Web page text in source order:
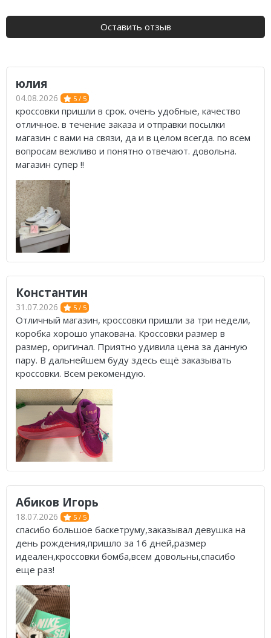
юлия
04.08.2026 5 / 5
кроссовки пришли в срок. очень удобные, качество
отличное. в течение заказа и отправки посылки
магазин с вами на связи, да и в целом всегда. по всем
вопросам вежливо и понятно отвечают. довольна.
магазин супер !!
Константин
31.07.2026 5 / 5
Отличный магазин, кроссовки пришли за три недели,
коробка хорошо упакована. Кроссовки размер в
размер, оригинал. Приятно удивила цена за данную
пару. В дальнейшем буду здесь ещё заказывать
кроссовки. Всем рекомендую.
Абиков Игорь
18.07.2026 5 / 5
спасибо большое баскетруму,заказывал девушка на
день рождения,пришло за 16 дней,размер
идеален,кроссовки бомба,всем довольны,спасибо
еще раз!
Оставить отзыв
Air Jordan 5
Air Jordan 6
Air Jordan 7
Air Jordan 10
Air Jordan 11
Air Jordan 12
Air Jordan 13
Air Jordan 14
Air Jordan 15
Air Jordan 23
Nike Air Deldon
Nike Sabrina
Nike A’ja
Nike ST
Nike GT
Nike Ja
Nike Book
Nike LeBron
Nike Kyrie
Nike Freak
Nike PG
Nike Kobe
Nike Uptempo
Nike Foamposite